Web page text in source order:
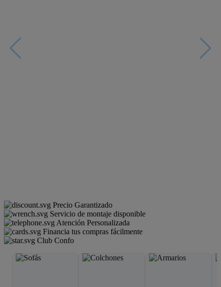
Precio Garantizado
Servicio de montaje disponible
Atención Personalizada
Financia tus compras fácilmente
Club Confo